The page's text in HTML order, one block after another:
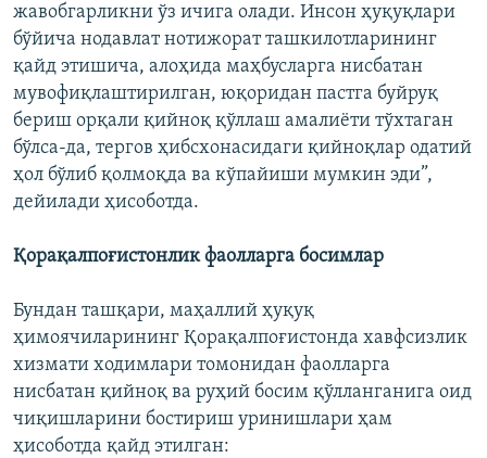
жавобгарликни ўз ичига олади. Инсон ҳуқуқлари
бўйича нодавлат нотижорат ташкилотларининг
қайд этишича, алоҳида маҳбусларга нисбатан
мувофиқлаштирилган, юқоридан пастга буйруқ
бериш орқали қийноқ қўллаш амалиёти тўхтаган
бўлса-да, тергов ҳибсхонасидаги қийноқлар одатий
ҳол бўлиб қолмоқда ва кўпайиши мумкин эди”,
дейилади ҳисоботда.
Қорақалпоғистонлик фаолларга босимлар
Бундан ташқари, маҳаллий ҳуқуқ
ҳимоячиларининг Қорақалпоғистонда хавфсизлик
хизмати ходимлари томонидан фаолларга
нисбатан қийноқ ва руҳий босим қўлланганига оид
чиқишларини бостириш уринишлари ҳам
ҳисоботда қайд этилган: